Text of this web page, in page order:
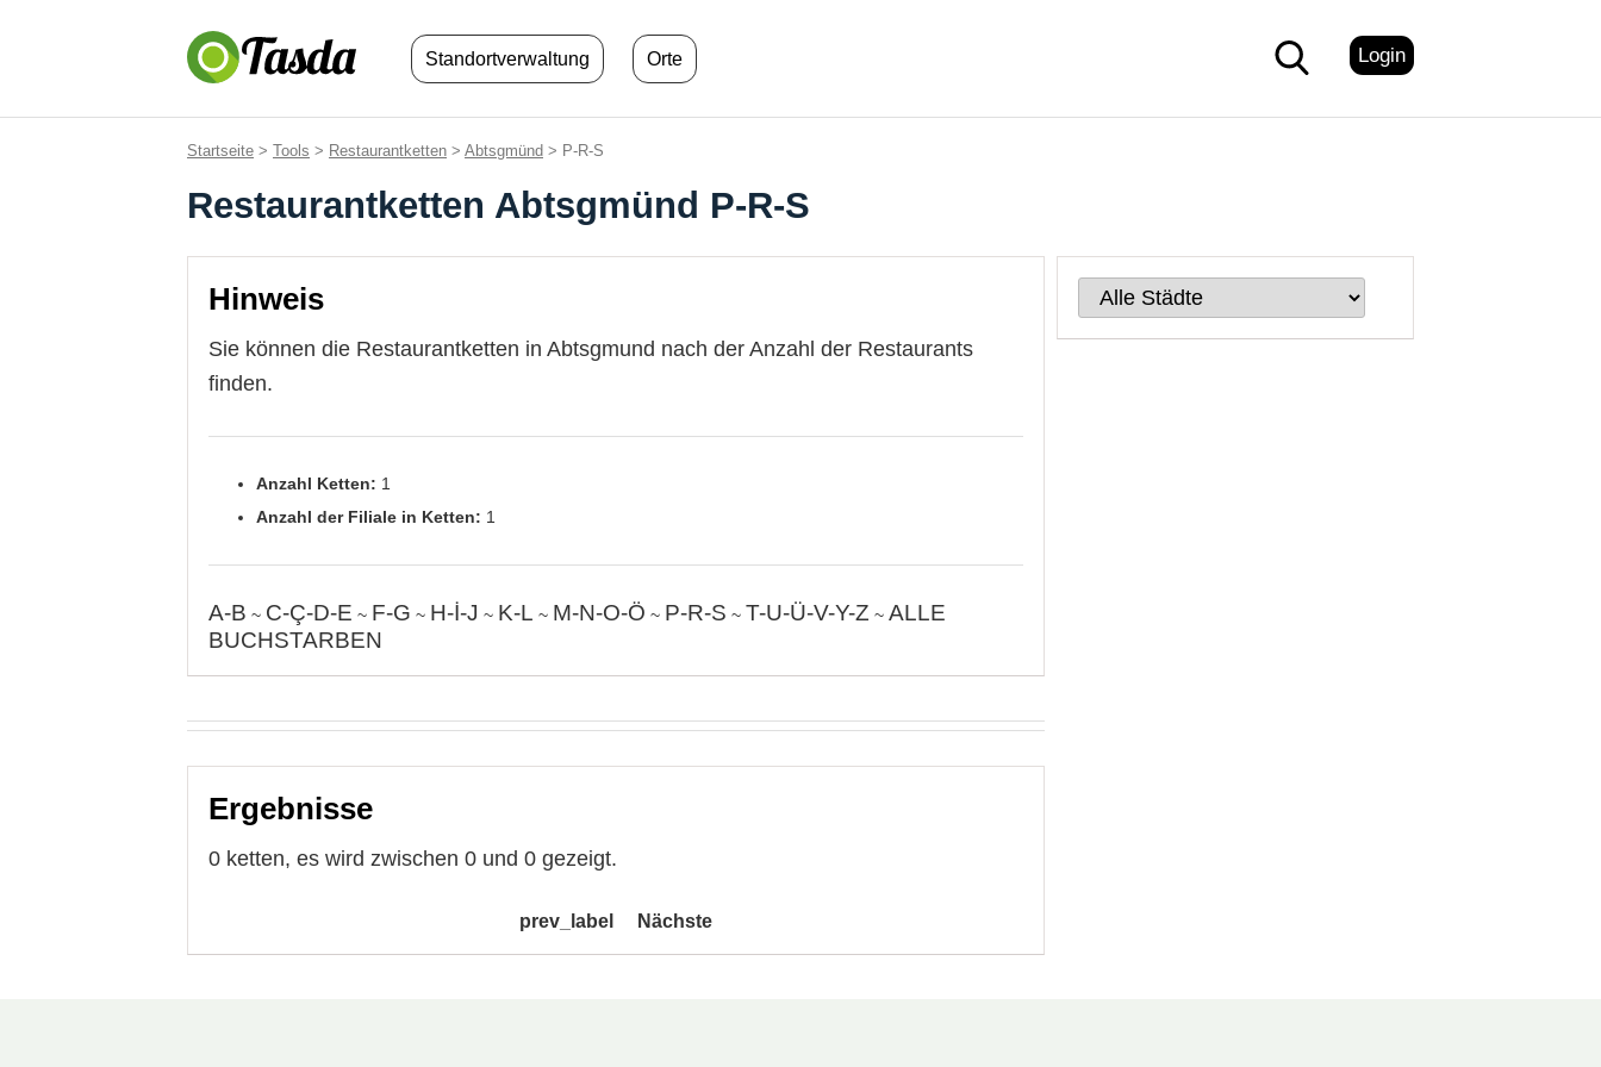
Login
Standortverwaltung Orte
Startseite > Tools > Restaurantketten > Abtsgmünd > P-R-S
Restaurantketten Abtsgmünd P-R-S
Hinweis
Sie können die Restaurantketten in Abtsgmund nach der Anzahl der Restaurants
finden.
Anzahl Ketten: 1
Anzahl der Filiale in Ketten: 1
A-B ~ C-Ç-D-E ~ F-G ~ H-İ-J ~ K-L ~ M-N-O-Ö ~ P-R-S ~ T-U-Ü-V-Y-Z ~ ALLE
BUCHSTARBEN
Ergebnisse
0 ketten, es wird zwischen 0 und 0 gezeigt.
prev_label Nächste